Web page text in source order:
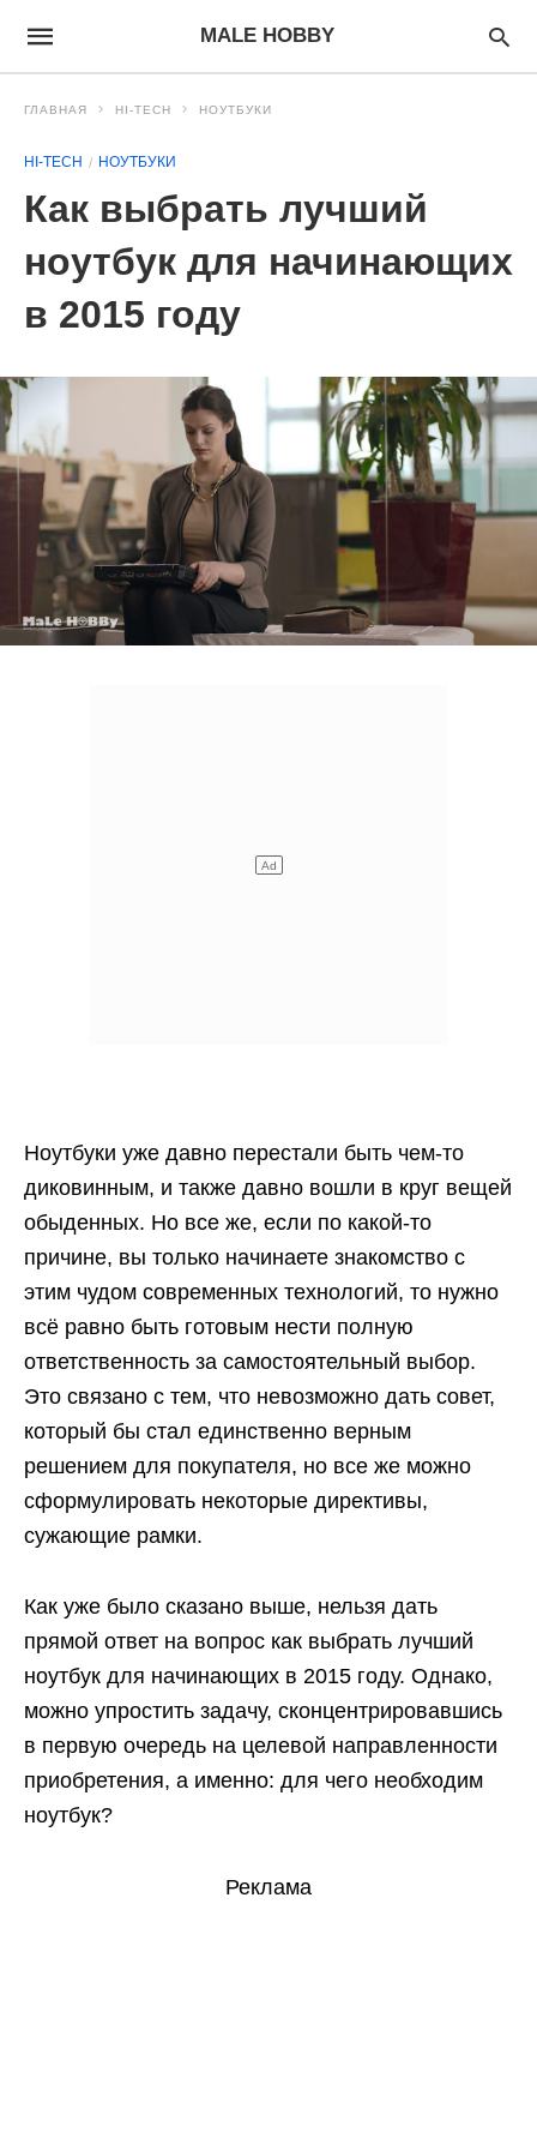
MALE HOBBY
ГЛАВНАЯ HI-TECH НОУТБУКИ
HI-TECH НОУТБУКИ
Как выбрать лучший
ноутбук для начинающих
в 2015 году
Ноутбуки уже давно перестали быть чем-то
диковинным, и также давно вошли в круг вещей
обыденных. Но все же, если по какой-то
причине, вы только начинаете знакомство с
этим чудом современных технологий, то нужно
всё равно быть готовым нести полную
ответственность за самостоятельный выбор.
Это связано с тем, что невозможно дать совет,
который бы стал единственно верным
решением для покупателя, но все же можно
сформулировать некоторые директивы,
сужающие рамки.
Как уже было сказано выше, нельзя дать
прямой ответ на вопрос как выбрать лучший
ноутбук для начинающих в 2015 году. Однако,
можно упростить задачу, сконцентрировавшись
в первую очередь на целевой направленности
приобретения, а именно: для чего необходим
ноутбук?
Реклама